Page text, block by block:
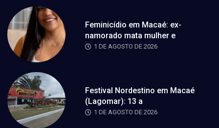
Feminicídio em Macaé: ex-
namorado mata mulher e
1 DE AGOSTO DE 2026
Festival Nordestino em Macaé
(Lagomar): 13 a
1 DE AGOSTO DE 2026